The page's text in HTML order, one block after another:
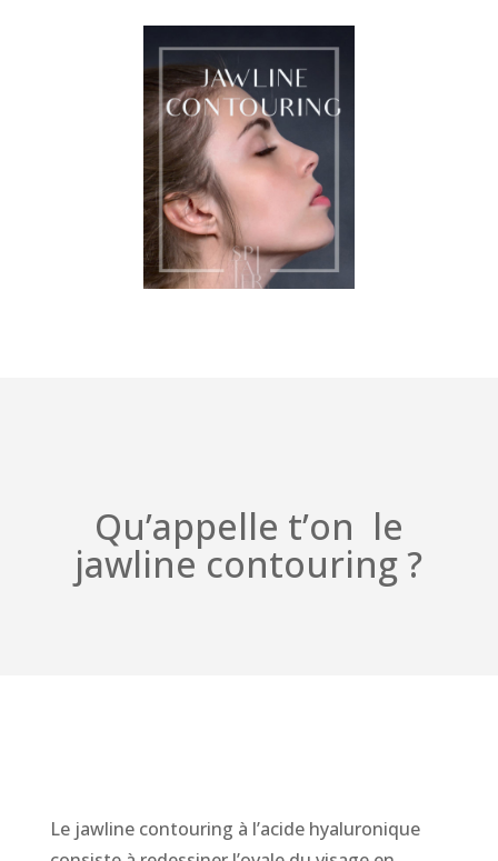
Qu’appelle t’on le
jawline contouring ?
Le jawline contouring à l’acide hyaluronique